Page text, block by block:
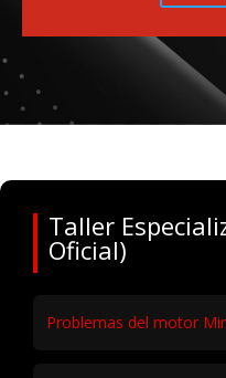
Taller
Oficial)
Problemas del motor